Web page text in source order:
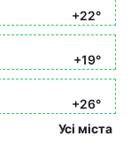
+22°
+19°
+26°
Усі міста